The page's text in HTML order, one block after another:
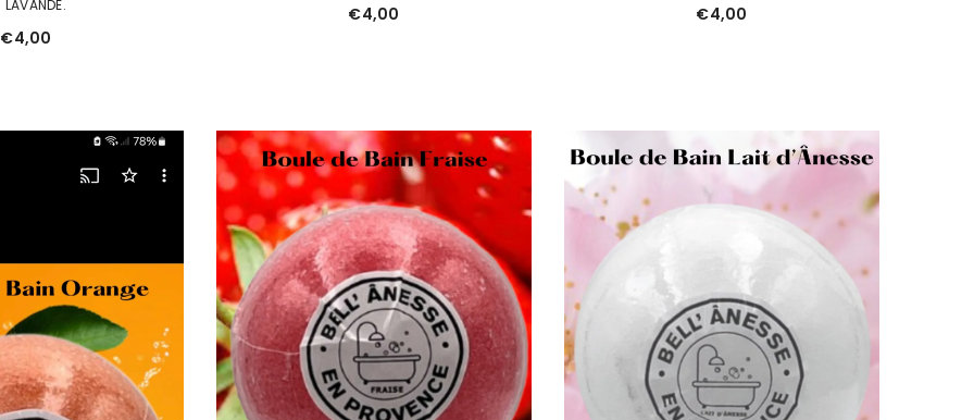
LAVANDE.
€4,00
€4,00 €4,00